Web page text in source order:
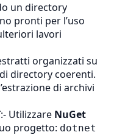
un directory
pronti per l’uso
lavori
organizzati su
directory coerenti.
di archivi
:- Utilizzare NuGet
progetto: dotnet